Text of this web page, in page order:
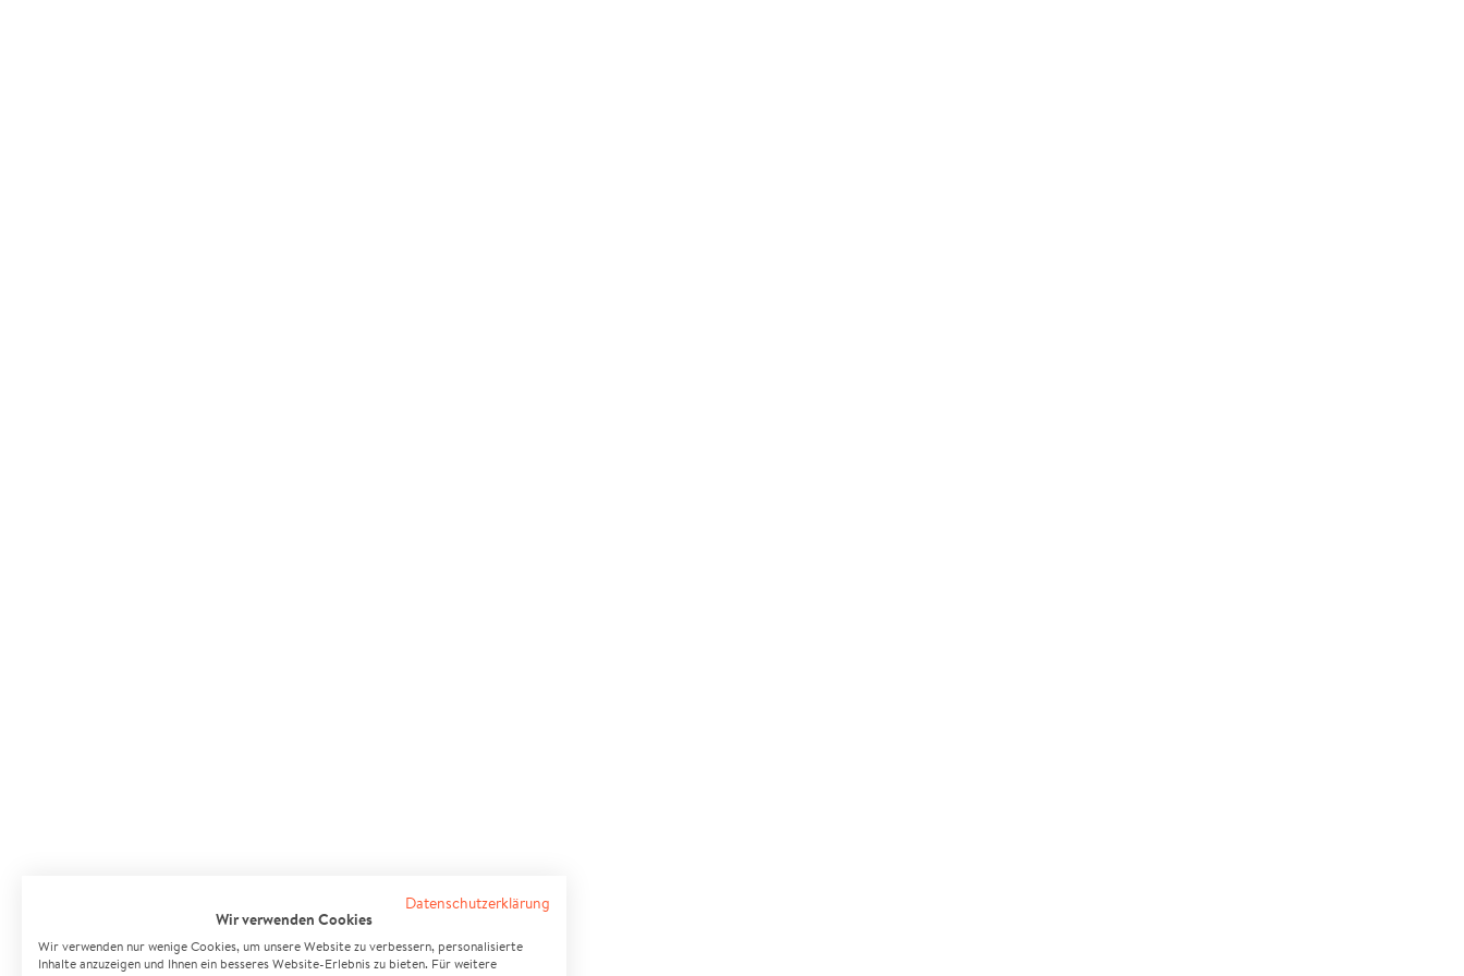
Datenschutzerklärung
Wir verwenden Cookies
Wir verwenden nur wenige Cookies, um unsere Website zu verbessern, personalisierte
Inhalte anzuzeigen und Ihnen ein besseres Website-Erlebnis zu bieten. Für weitere